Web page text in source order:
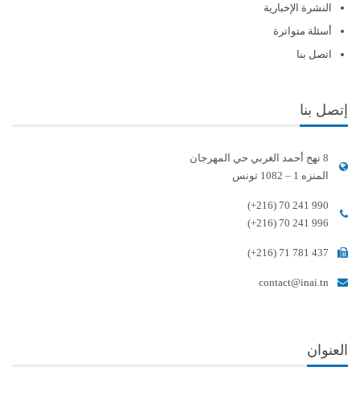
النشرة الإخبارية
أسئلة متواترة
اتصل بنا
إتصل بنا
8 نهج أحمد الغربي حي المهرجان
المنزه 1 – 1082 تونس
(+216) 70 241 990
(+216) 70 241 996
(+216) 71 781 437
contact@inai.tn
العنوان